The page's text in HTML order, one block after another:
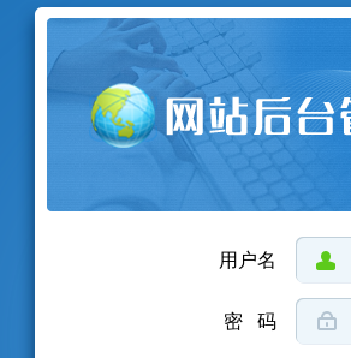
用户名
密 码